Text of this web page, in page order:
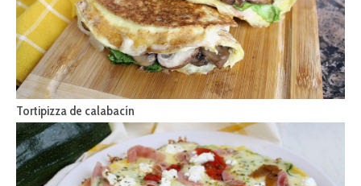
Tortipizza de calabacín